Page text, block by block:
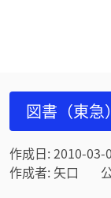
図書（東急
作成日: 2010-03-
作成者: 矢口